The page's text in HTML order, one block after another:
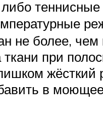
теннисные
не более,
при
жёсткий
в